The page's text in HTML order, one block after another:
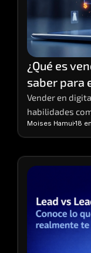
¿Qué es
saber para
Vender en
habilidades
empresas y
crecimiento
Moises Hamui 18